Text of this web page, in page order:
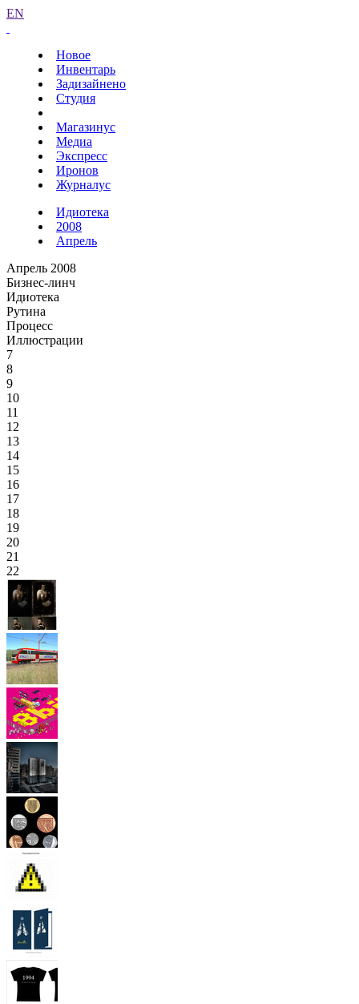
EN
Новое
Инвентарь
Задизайнено
Студия
Магазинус
Медиа
Экспресс
Иронов
Журналус
Идиотека
2008
Апрель
Апрель 2008
Бизнес-линч
Идиотека
Рутина
Процесс
Иллюстрации
7
8
9
10
11
12
13
14
15
16
17
18
19
20
21
22